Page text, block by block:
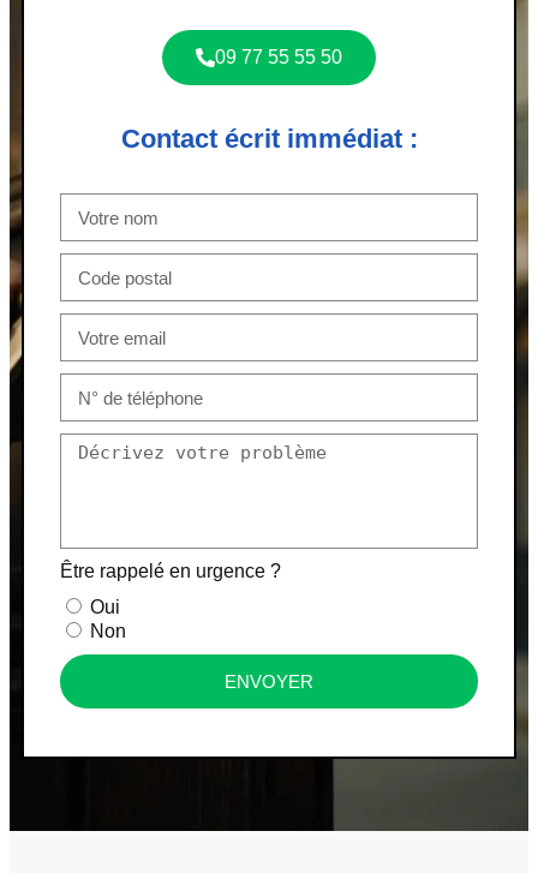
09 77 55 55 50
Contact écrit immédiat :
Être rappelé en urgence ?
Oui
Non
ENVOYER